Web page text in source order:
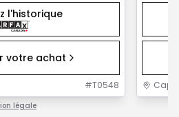
l'historique
votre achat
#T0548
légale